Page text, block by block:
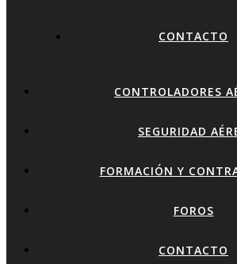
CONTACTO
CONTROLADORES
SEGURIDAD
FORMACIÓN Y
FOROS
CONTACTO